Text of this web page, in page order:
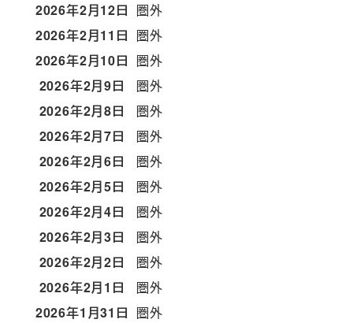
2026年2月12日 圏外
2026年2月11日 圏外
2026年2月10日 圏外
2026年2月9日
圏外
2026年2月8日
圏外
2026年2月7日
圏外
2026年2月6日
圏外
2026年2月5日
圏外
2026年2月4日
圏外
2026年2月3日
圏外
2026年2月2日
圏外
2026年2月1日
圏外
2026年1月31日 圏外